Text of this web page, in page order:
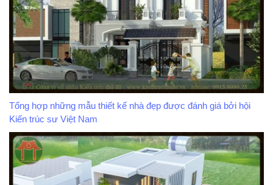
Tổng hợp những mẫu thiết kế nhà đẹp được đánh giá bởi hội
Kiến trúc sư Việt Nam